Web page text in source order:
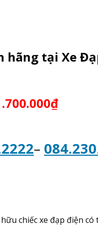
hãng tại Xe
–
chiếc xe đạp điện có